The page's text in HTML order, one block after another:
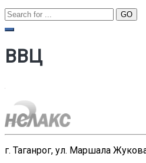
ВВЦ
г. Таганрог, ул. Маршала